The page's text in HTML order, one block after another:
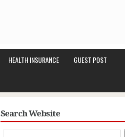
HEALTH INSURANCE GUEST POST
Search Website